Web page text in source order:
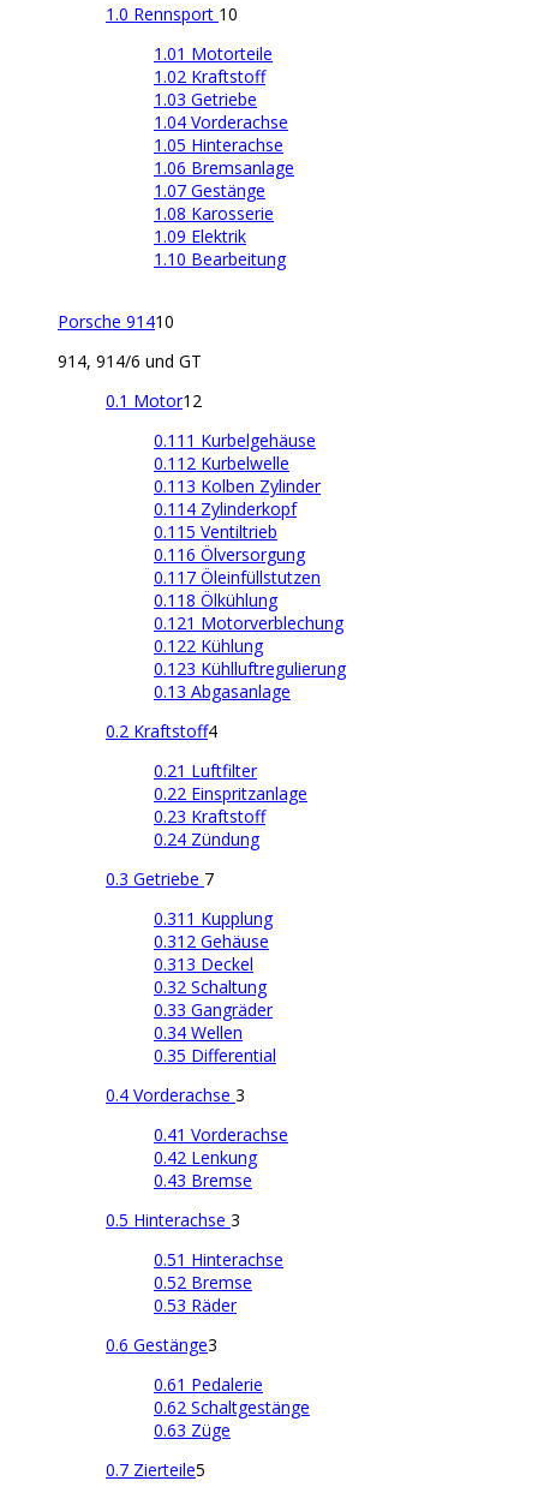
1.0 Rennsport 10
1.01 Motorteile
1.02 Kraftstoff
1.03 Getriebe
1.04 Vorderachse
1.05 Hinterachse
1.06 Bremsanlage
1.07 Gestänge
1.08 Karosserie
1.09 Elektrik
1.10 Bearbeitung
Porsche 91410
914, 914/6 und GT
0.1 Motor12
0.111 Kurbelgehäuse
0.112 Kurbelwelle
0.113 Kolben Zylinder
0.114 Zylinderkopf
0.115 Ventiltrieb
0.116 Ölversorgung
0.117 Öleinfüllstutzen
0.118 Ölkühlung
0.121 Motorverblechung
0.122 Kühlung
0.123 Kühlluftregulierung
0.13 Abgasanlage
0.2 Kraftstoff4
0.21 Luftfilter
0.22 Einspritzanlage
0.23 Kraftstoff
0.24 Zündung
0.3 Getriebe 7
0.311 Kupplung
0.312 Gehäuse
0.313 Deckel
0.32 Schaltung
0.33 Gangräder
0.34 Wellen
0.35 Differential
0.4 Vorderachse 3
0.41 Vorderachse
0.42 Lenkung
0.43 Bremse
0.5 Hinterachse 3
0.51 Hinterachse
0.52 Bremse
0.53 Räder
0.6 Gestänge3
0.61 Pedalerie
0.62 Schaltgestänge
0.63 Züge
0.7 Zierteile5